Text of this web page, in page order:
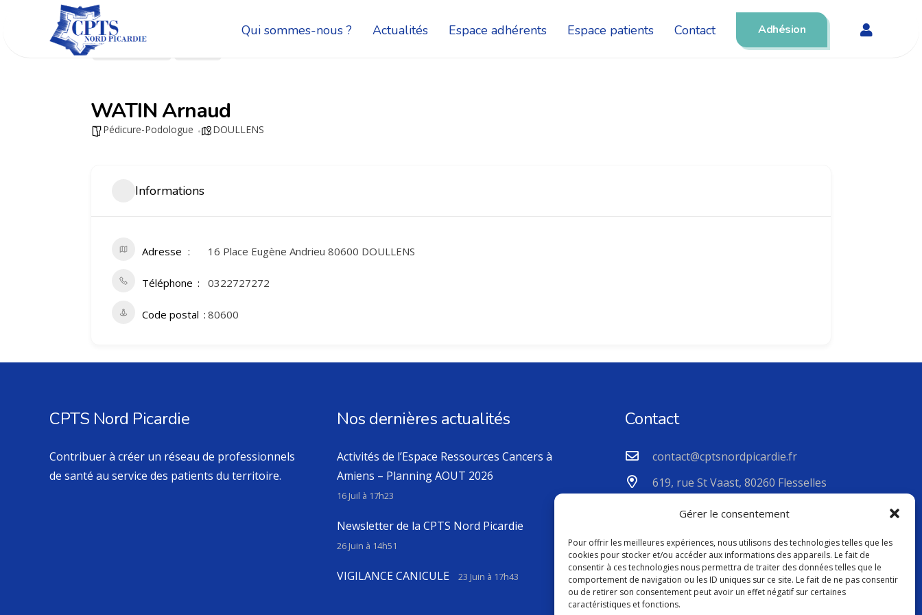
Gérer le consentement
Pour offrir les meilleures expériences, nous utilisons des technologies telles que les
cookies pour stocker et/ou accéder aux informations des appareils. Le fait de
consentir à ces technologies nous permettra de traiter des données telles que le
comportement de navigation ou les ID uniques sur ce site. Le fait de ne pas consentir
ou de retirer son consentement peut avoir un effet négatif sur certaines
caractéristiques et fonctions.
Qui sommes-nous ? Actualités Espace adhérents Espace patients Contact Adhésion
WATIN Arnaud
Pédicure-Podologue DOULLENS
Informations
Adresse 16 Place Eugène Andrieu 80600 DOULLENS
Téléphone 0322727272
Code postal 80600
CPTS Nord Picardie
Contribuer à créer un réseau de professionnels
de santé au service des patients du territoire.
Nos dernières actualités
Activités de l’Espace Ressources Cancers à
Amiens – Planning AOUT 2026
16 Juil à 17h23
Newsletter de la CPTS Nord Picardie
26 Juin à 14h51
VIGILANCE CANICULE 23 Juin à 17h43
Contact
contact@cptsnordpicardie.fr
619, rue St Vaast, 80260 Flesselles